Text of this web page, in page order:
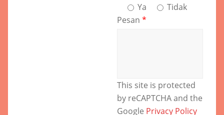
Ya
Tidak
Pesan *
This site is protected
by reCAPTCHA and the
Google Privacy Policy